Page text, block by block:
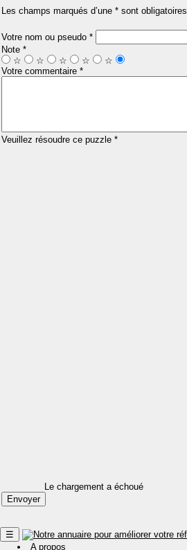
Les champs marqués d’une * sont obligatoires
Votre nom ou pseudo *
Note *
☆
☆ ☆ ☆
☆
Votre commentaire *
Veuillez résoudre ce puzzle *
Le chargement a échoué
☰
A propos